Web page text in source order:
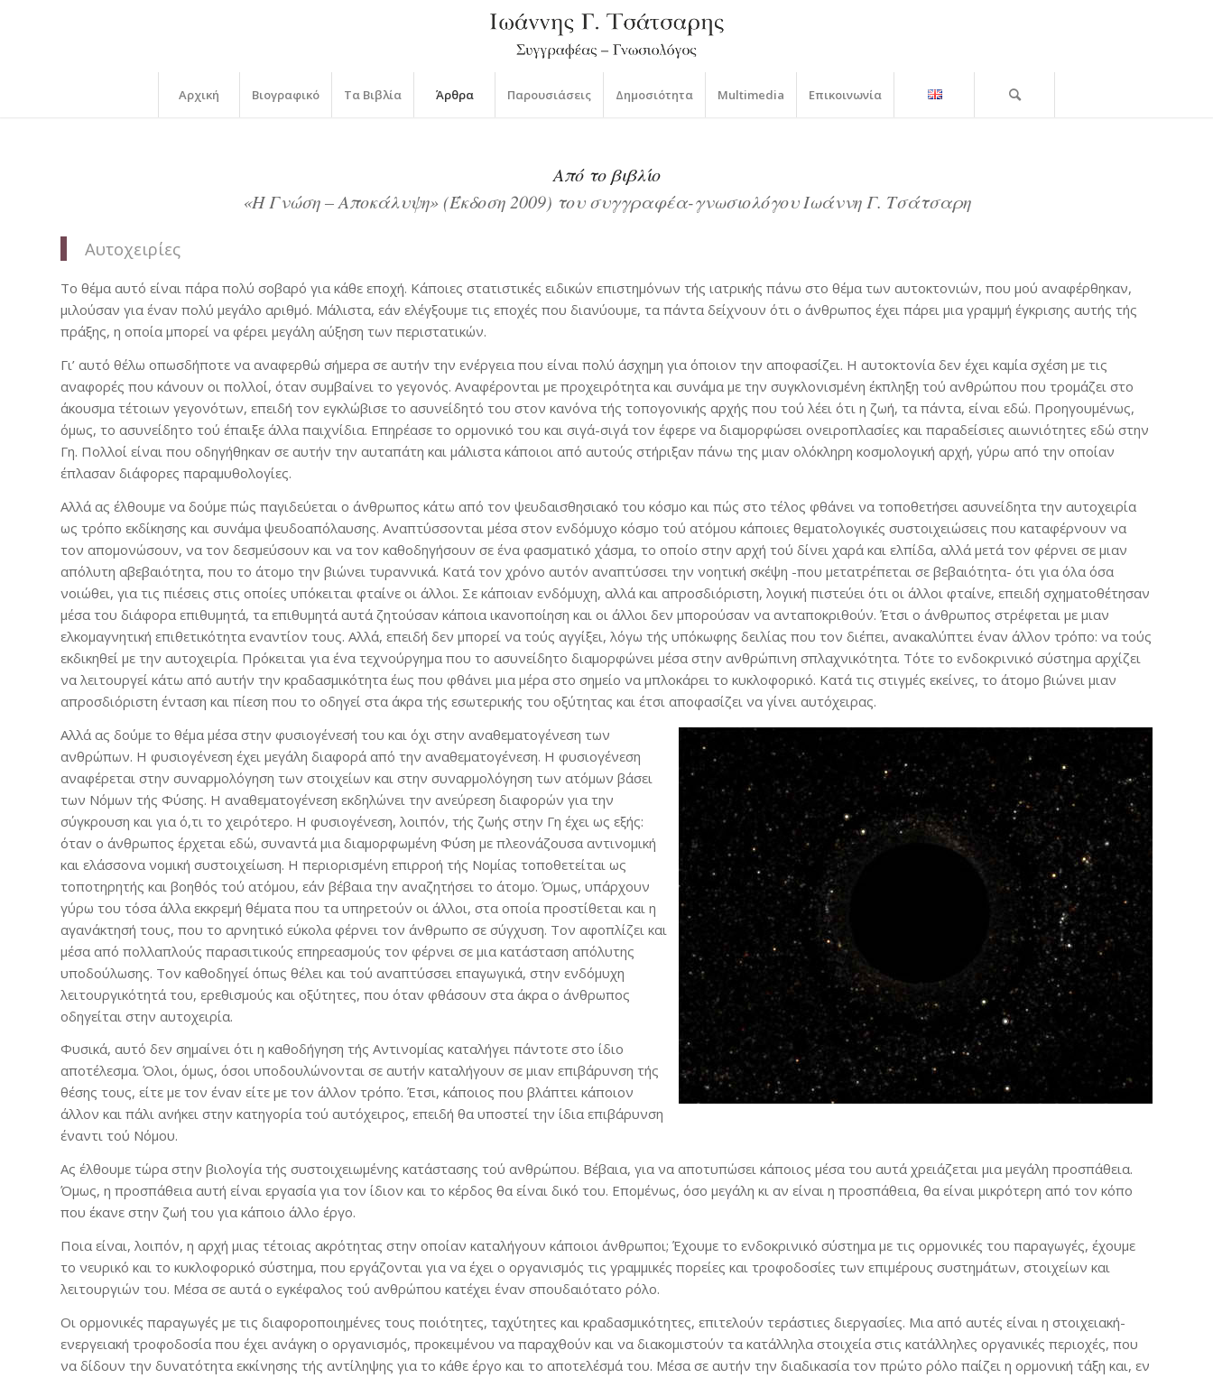
Αρχική Βιογραφικό Τα Βιβλία Άρθρα Παρουσιάσεις Δημοσιότητα Multimedia Επικοινωνία
Από το βιβλίο
«Η Γνώση – Αποκάλυψη» (Έκδοση 2009) του συγγραφέα-γνωσιολόγου Ιωάννη Γ. Τσάτσαρη
Αυτοχειρίες
Το θέμα αυτό είναι πάρα πολύ σοβαρό για κάθε εποχή. Κάποιες στατιστικές ειδικών επιστημόνων τής ιατρικής πάνω στο θέμα των αυτοκτονιών, που μού αναφέρθηκαν,
μιλούσαν για έναν πολύ μεγάλο αριθμό. Μάλιστα, εάν ελέγξουμε τις εποχές που διανύουμε, τα πάντα δείχνουν ότι ο άνθρωπος έχει πάρει μια γραμμή έγκρισης αυτής τής
πράξης, η οποία μπορεί να φέρει μεγάλη αύξηση των περιστατικών.
Γι’ αυτό θέλω οπωσδήποτε να αναφερθώ σήμερα σε αυτήν την ενέργεια που είναι πολύ άσχημη για όποιον την αποφασίζει. Η αυτοκτονία δεν έχει καμία σχέση με τις
αναφορές που κάνουν οι πολλοί, όταν συμβαίνει το γεγονός. Αναφέρονται με προχειρότητα και συνάμα με την συγκλονισμένη έκπληξη τού ανθρώπου που τρομάζει στο
άκουσμα τέτοιων γεγονότων, επειδή τον εγκλώβισε το ασυνείδητό του στον κανόνα τής τοπογονικής αρχής που τού λέει ότι η ζωή, τα πάντα, είναι εδώ. Προηγουμένως,
όμως, το ασυνείδητο τού έπαιξε άλλα παιχνίδια. Επηρέασε το ορμονικό του και σιγά-σιγά τον έφερε να διαμορφώσει ονειροπλασίες και παραδείσιες αιωνιότητες εδώ στην
Γη. Πολλοί είναι που οδηγήθηκαν σε αυτήν την αυταπάτη και μάλιστα κάποιοι από αυτούς στήριξαν πάνω της μιαν ολόκληρη κοσμολογική αρχή, γύρω από την οποίαν
έπλασαν διάφορες παραμυθολογίες.
Αλλά ας έλθουμε να δούμε πώς παγιδεύεται ο άνθρωπος κάτω από τον ψευδαισθησιακό του κόσμο και πώς στο τέλος φθάνει να τοποθετήσει ασυνείδητα την αυτοχειρία
ως τρόπο εκδίκησης και συνάμα ψευδοαπόλαυσης. Αναπτύσσονται μέσα στον ενδόμυχο κόσμο τού ατόμου κάποιες θεματολογικές συστοιχειώσεις που καταφέρνουν να
τον απομονώσουν, να τον δεσμεύσουν και να τον καθοδηγήσουν σε ένα φασματικό χάσμα, το οποίο στην αρχή τού δίνει χαρά και ελπίδα, αλλά μετά τον φέρνει σε μιαν
απόλυτη αβεβαιότητα, που το άτομο την βιώνει τυραννικά. Κατά τον χρόνο αυτόν αναπτύσσει την νοητική σκέψη -που μετατρέπεται σε βεβαιότητα- ότι για όλα όσα
νοιώθει, για τις πιέσεις στις οποίες υπόκειται φταίνε οι άλλοι. Σε κάποιαν ενδόμυχη, αλλά και απροσδιόριστη, λογική πιστεύει ότι οι άλλοι φταίνε, επειδή σχηματοθέτησαν
μέσα του διάφορα επιθυμητά, τα επιθυμητά αυτά ζητούσαν κάποια ικανοποίηση και οι άλλοι δεν μπορούσαν να ανταποκριθούν. Έτσι ο άνθρωπος στρέφεται με μιαν
ελκομαγνητική επιθετικότητα εναντίον τους. Αλλά, επειδή δεν μπορεί να τούς αγγίξει, λόγω τής υπόκωφης δειλίας που τον διέπει, ανακαλύπτει έναν άλλον τρόπο: να τούς
εκδικηθεί με την αυτοχειρία. Πρόκειται για ένα τεχνούργημα που το ασυνείδητο διαμορφώνει μέσα στην ανθρώπινη σπλαχνικότητα. Τότε το ενδοκρινικό σύστημα αρχίζει
να λειτουργεί κάτω από αυτήν την κραδασμικότητα έως που φθάνει μια μέρα στο σημείο να μπλοκάρει το κυκλοφορικό. Κατά τις στιγμές εκείνες, το άτομο βιώνει μιαν
απροσδιόριστη ένταση και πίεση που το οδηγεί στα άκρα τής εσωτερικής του οξύτητας και έτσι αποφασίζει να γίνει αυτόχειρας.
Αλλά ας δούμε το θέμα μέσα στην φυσιογένεσή του και όχι στην αναθεματογένεση των
ανθρώπων. Η φυσιογένεση έχει μεγάλη διαφορά από την αναθεματογένεση. Η φυσιογένεση
αναφέρεται στην συναρμολόγηση των στοιχείων και στην συναρμολόγηση των ατόμων βάσει
των Νόμων τής Φύσης. Η αναθεματογένεση εκδηλώνει την ανεύρεση διαφορών για την
σύγκρουση και για ό,τι το χειρότερο. Η φυσιογένεση, λοιπόν, τής ζωής στην Γη έχει ως εξής:
όταν ο άνθρωπος έρχεται εδώ, συναντά μια διαμορφωμένη Φύση με πλεονάζουσα αντινομική
και ελάσσονα νομική συστοιχείωση. Η περιορισμένη επιρροή τής Νομίας τοποθετείται ως
τοποτηρητής και βοηθός τού ατόμου, εάν βέβαια την αναζητήσει το άτομο. Όμως, υπάρχουν
γύρω του τόσα άλλα εκκρεμή θέματα που τα υπηρετούν οι άλλοι, στα οποία προστίθεται και η
αγανάκτησή τους, που το αρνητικό εύκολα φέρνει τον άνθρωπο σε σύγχυση. Τον αφοπλίζει και
μέσα από πολλαπλούς παρασιτικούς επηρεασμούς τον φέρνει σε μια κατάσταση απόλυτης
υποδούλωσης. Τον καθοδηγεί όπως θέλει και τού αναπτύσσει επαγωγικά, στην ενδόμυχη
λειτουργικότητά του, ερεθισμούς και οξύτητες, που όταν φθάσουν στα άκρα ο άνθρωπος
οδηγείται στην αυτοχειρία.
Φυσικά, αυτό δεν σημαίνει ότι η καθοδήγηση τής Αντινομίας καταλήγει πάντοτε στο ίδιο
αποτέλεσμα. Όλοι, όμως, όσοι υποδουλώνονται σε αυτήν καταλήγουν σε μιαν επιβάρυνση τής
θέσης τους, είτε με τον έναν είτε με τον άλλον τρόπο. Έτσι, κάποιος που βλάπτει κάποιον
άλλον και πάλι ανήκει στην κατηγορία τού αυτόχειρος, επειδή θα υποστεί την ίδια επιβάρυνση
έναντι τού Νόμου.
Ας έλθουμε τώρα στην βιολογία τής συστοιχειωμένης κατάστασης τού ανθρώπου. Βέβαια, για να αποτυπώσει κάποιος μέσα του αυτά χρειάζεται μια μεγάλη προσπάθεια.
Όμως, η προσπάθεια αυτή είναι εργασία για τον ίδιον και το κέρδος θα είναι δικό του. Επομένως, όσο μεγάλη κι αν είναι η προσπάθεια, θα είναι μικρότερη από τον κόπο
που έκανε στην ζωή του για κάποιο άλλο έργο.
Ποια είναι, λοιπόν, η αρχή μιας τέτοιας ακρότητας στην οποίαν καταλήγουν κάποιοι άνθρωποι; Έχουμε το ενδοκρινικό σύστημα με τις ορμονικές του παραγωγές, έχουμε
το νευρικό και το κυκλοφορικό σύστημα, που εργάζονται για να έχει ο οργανισμός τις γραμμικές πορείες και τροφοδοσίες των επιμέρους συστημάτων, στοιχείων και
λειτουργιών του. Μέσα σε αυτά ο εγκέφαλος τού ανθρώπου κατέχει έναν σπουδαιότατο ρόλο.
Οι ορμονικές παραγωγές με τις διαφοροποιημένες τους ποιότητες, ταχύτητες και κραδασμικότητες, επιτελούν τεράστιες διεργασίες. Μια από αυτές είναι η στοιχειακή-
ενεργειακή τροφοδοσία που έχει ανάγκη ο οργανισμός, προκειμένου να παραχθούν και να διακομιστούν τα κατάλληλα στοιχεία στις κατάλληλες οργανικές περιοχές, που
να δίδουν την δυνατότητα εκκίνησης τής αντίληψης για το κάθε έργο και το αποτελέσμά του. Μέσα σε αυτήν την διαδικασία τον πρώτο ρόλο παίζει η ορμονική τάξη και, εν